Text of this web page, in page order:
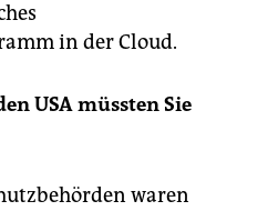
in der Cloud.
USA müssten Sie
waren